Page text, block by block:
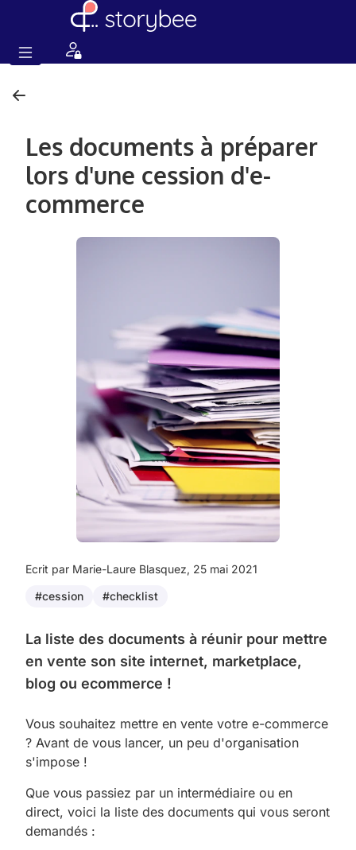
Les documents à préparer
lors d'une cession d'e-
commerce
Ecrit par Marie-Laure Blasquez, 25 mai 2021
#cession
#checklist
La liste des documents à réunir pour mettre
en vente son site internet, marketplace,
blog ou ecommerce !
Vous souhaitez mettre en vente votre e-commerce
? Avant de vous lancer, un peu d'organisation
s'impose !
Que vous passiez par un intermédiaire ou en
direct, voici la liste des documents qui vous seront
demandés :